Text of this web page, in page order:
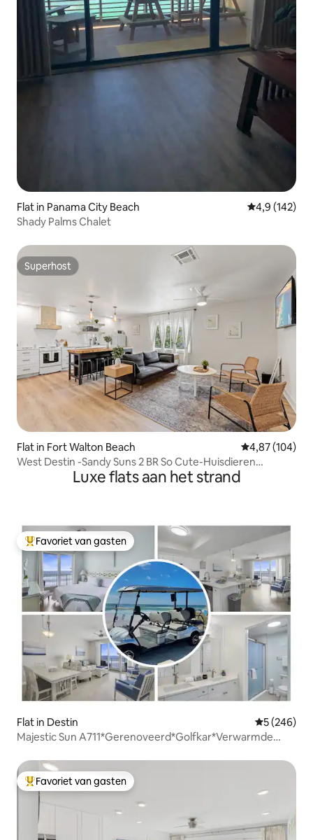
Flat in Panama City Beach Gemiddelde
4,9 (142)
Shady Palms Chalet
Superhost
Superhost
Flat in Fort Walton Beach Gemiddelde
4,87 (104)
West Destin -Sandy Suns 2 BR So Cute-Huisdieren
Luxe flats aan het strand
Topfavoriet van gasten
Favoriet van gasten
Flat in Destin
5 (246)
Majestic Sun A711*Gerenoveerd*Golfkar*Verwarmde
Topfavoriet van gasten
Favoriet van gasten